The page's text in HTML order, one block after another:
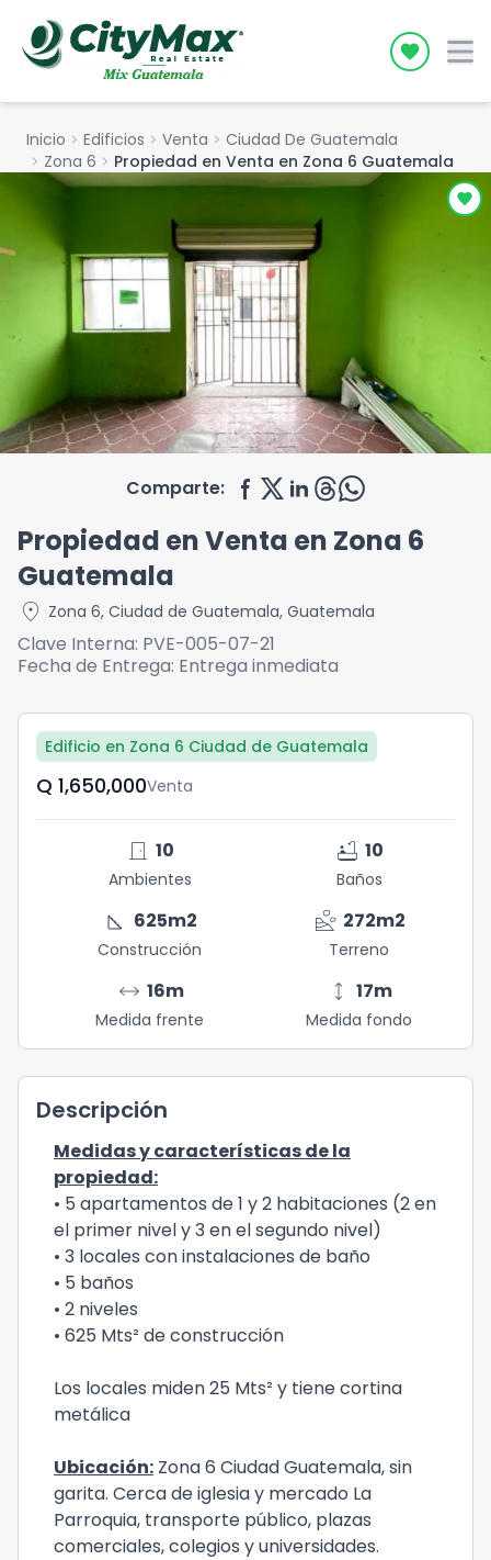
Icon
Inicio chevron_right Edificios chevron_right Venta chevron_right Ciudad De Guatemala
chevron_right Zona 6 chevron_right Propiedad en Venta en Zona 6 Guatemala
Comparte:
Propiedad en Venta en Zona 6
Guatemala
location_on Zona 6, Ciudad de Guatemala, Guatemala
Clave Interna: PVE-005-07-21
Fecha de Entrega: Entrega inmediata
Edificio en Zona 6 Ciudad de Guatemala
Q	1,650,000Venta
door_front 10
Ambientes
bathtub 10
Baños
square_foot 625m2
Construcción
landslide 272m2
Terreno
arrow_range 16m
Medida frente
height 17m
Medida fondo
Descripción
Medidas y características de la
propiedad:
• 5 apartamentos de 1 y 2 habitaciones (2 en
el primer nivel y 3 en el segundo nivel)
• 3 locales con instalaciones de baño
• 5 baños
• 2 niveles
• 625 Mts² de construcción
Los locales miden 25 Mts² y tiene cortina
metálica
Ubicación: Zona 6 Ciudad Guatemala, sin
garita. Cerca de iglesia y mercado La
Parroquia, transporte público, plazas
comerciales, colegios y universidades.